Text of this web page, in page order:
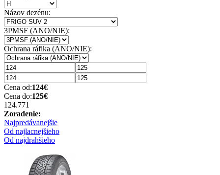
Názov dezénu:
3PMSF (ANO/NIE):
Ochrana ráfika (ANO/NIE):
Cena od:124€
Cena do:125€
124.771
Zoradenie:
Najpredávanejšie
Od najlacnejšieho
Od najdrahšieho